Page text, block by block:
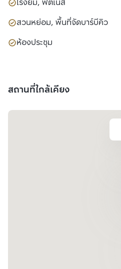
สวนหย่อม, พื้นที่จัดบาร์บีคิว
ห้องประชุม
สถานที่ใกล้เคียง